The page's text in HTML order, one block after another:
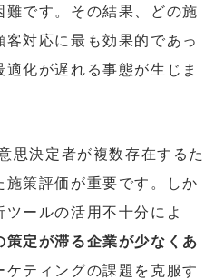
です。その結果、どの施
対応に最も効果的であっ
化が遅れる事態が生じま
思決定者が複数存在するた
策評価が重要です。しか
ールの活用不十分によ
定が滞る企業が少なくあ
ケティングの課題を克服す